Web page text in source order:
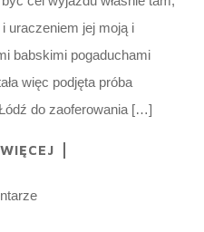
uraczeniem jej moją i
babskimi pogaduchami
więc podjęta próba
do zaoferowania […]